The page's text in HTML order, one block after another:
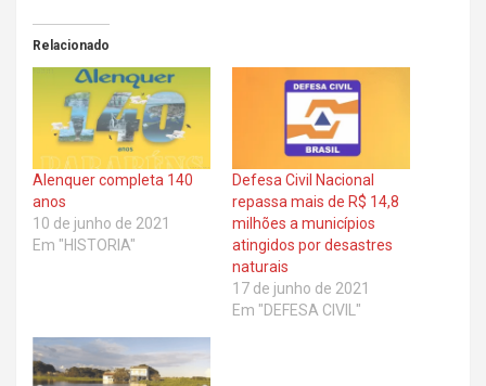
Relacionado
Alenquer completa 140
anos
10 de junho de 2021
Em "HISTORIA"
Defesa Civil Nacional
repassa mais de R$ 14,8
milhões a municípios
atingidos por desastres
naturais
17 de junho de 2021
Em "DEFESA CIVIL"